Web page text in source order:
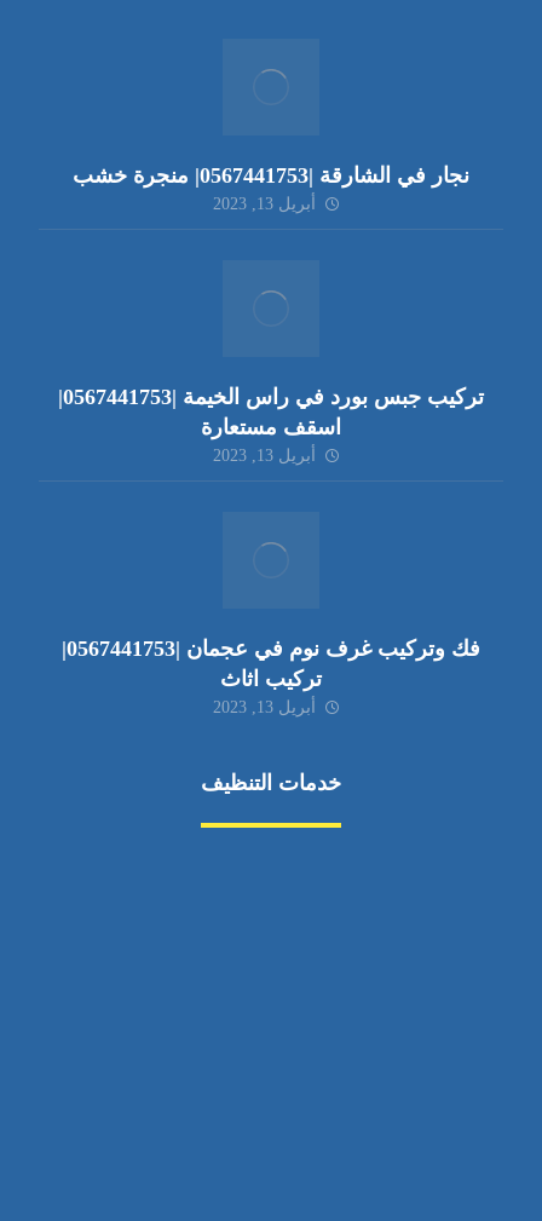
نجار في الشارقة |0567441753| منجرة خشب
أبريل 13, 2023
تركيب جبس بورد في راس الخيمة |0567441753|
اسقف مستعارة
أبريل 13, 2023
فك وتركيب غرف نوم في عجمان |0567441753|
تركيب اثاث
أبريل 13, 2023
خدمات التنظيف